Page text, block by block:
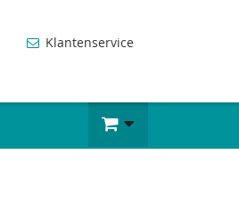
Klantenservice